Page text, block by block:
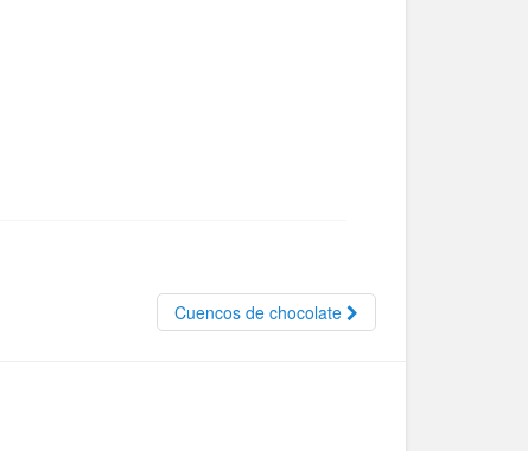
Cuencos de chocolate